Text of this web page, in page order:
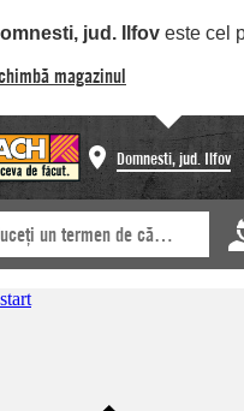
jud. Ilfov este cel
magazinul
Domnesti, jud. Ilfov